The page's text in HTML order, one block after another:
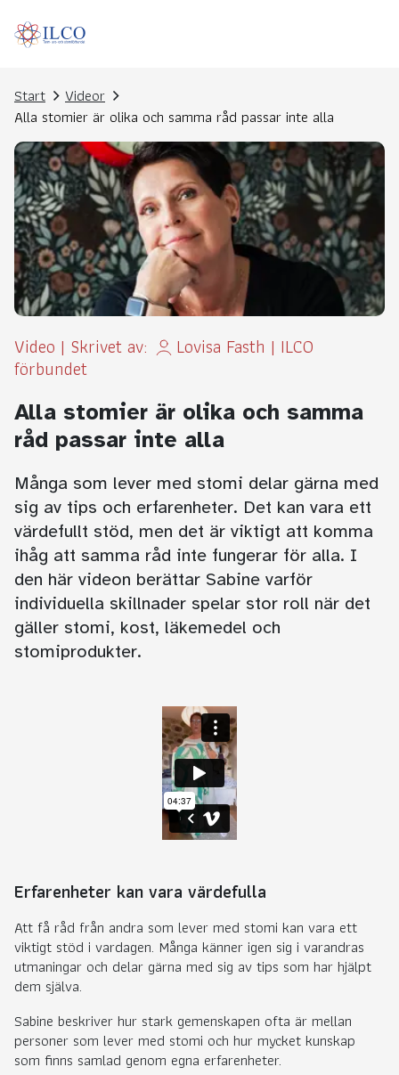
Start
Videor
Alla stomier är olika och samma råd passar inte alla
Video | Skrivet av: Lovisa Fasth | ILCO
förbundet
Alla stomier är olika och samma
råd passar inte alla
Många som lever med stomi delar gärna med
sig av tips och erfarenheter. Det kan vara ett
värdefullt stöd, men det är viktigt att komma
ihåg att samma råd inte fungerar för alla. I
den här videon berättar Sabine varför
individuella skillnader spelar stor roll när det
gäller stomi, kost, läkemedel och
stomiprodukter.
Erfarenheter kan vara värdefulla
Att få råd från andra som lever med stomi kan vara ett
viktigt stöd i vardagen. Många känner igen sig i varandras
utmaningar och delar gärna med sig av tips som har hjälpt
dem själva.
Sabine beskriver hur stark gemenskapen ofta är mellan
personer som lever med stomi och hur mycket kunskap
som finns samlad genom egna erfarenheter.